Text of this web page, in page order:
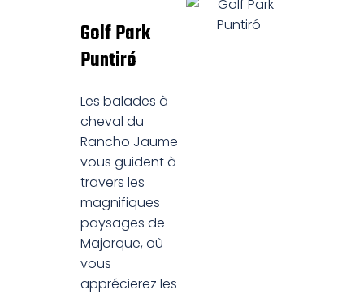
Golf Park
Puntiró
Les balades à
cheval du
Rancho Jaume
vous guident à
travers les
magnifiques
paysages de
Majorque, où
vous
apprécierez les